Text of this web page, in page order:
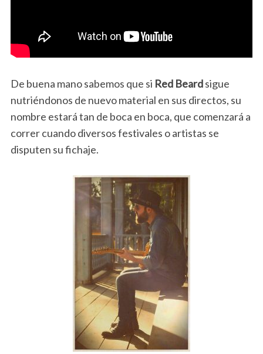
De buena mano sabemos que si Red Beardsigue
nutriéndonos de nuevo material en sus directos, su
nombre estará tan de boca en boca, que comenzará a
correr cuando diversos festivales o artistas se
disputen su fichaje.